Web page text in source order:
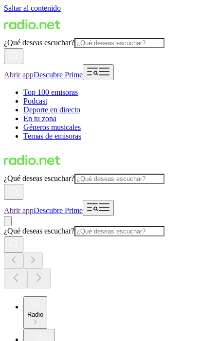
Saltar al contenido
¿Qué deseas escuchar?
Abrir appDescubre Prime
Top 100 emisoras
Podcast
Deporte en directo
En tu zona
Géneros musicales
Temas de emisoras
¿Qué deseas escuchar?
Abrir appDescubre Prime
¿Qué deseas escuchar?
Radio